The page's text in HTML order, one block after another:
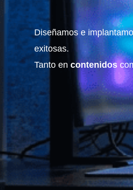
Diseñamos e
exitosas.
Tanto en contenidos